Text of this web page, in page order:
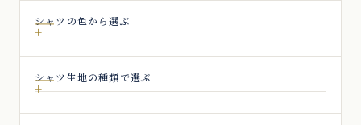
シャツの色から選ぶ
シャツ生地の種類で選ぶ